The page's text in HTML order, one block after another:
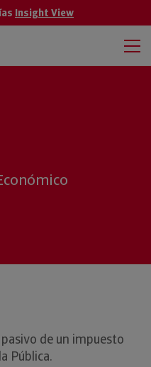
Insight View
de un impuesto
Pública.